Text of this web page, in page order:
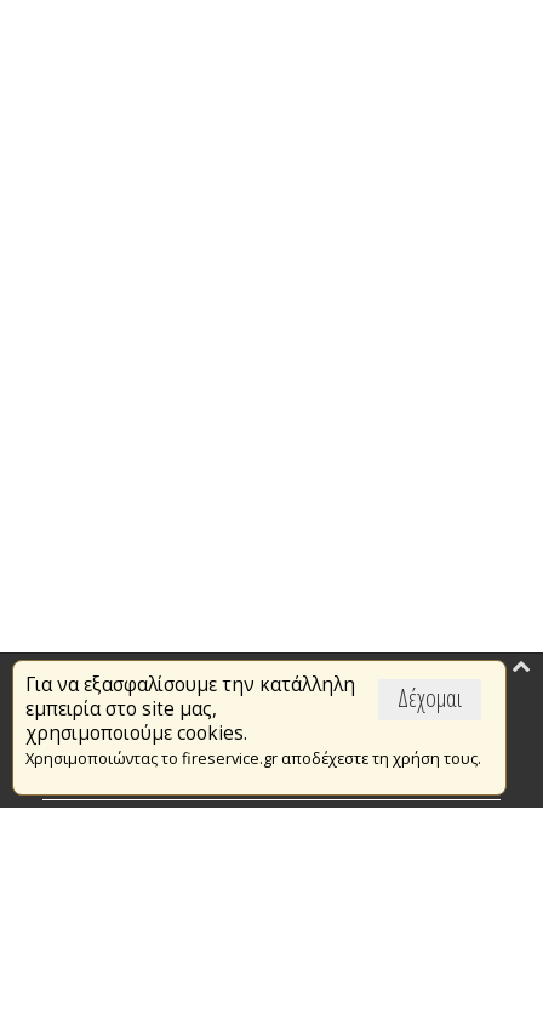
Δέχομαι
Για να εξασφαλίσουμε την κατάλληλη
εμπειρία στο site μας,
χρησιμοποιούμε cookies.
Χρησιμοποιώντας το fireservice.gr αποδέχεστε τη χρήση τους.
Επικαιρότητα
Το Πυροσβεστικό Σώμα